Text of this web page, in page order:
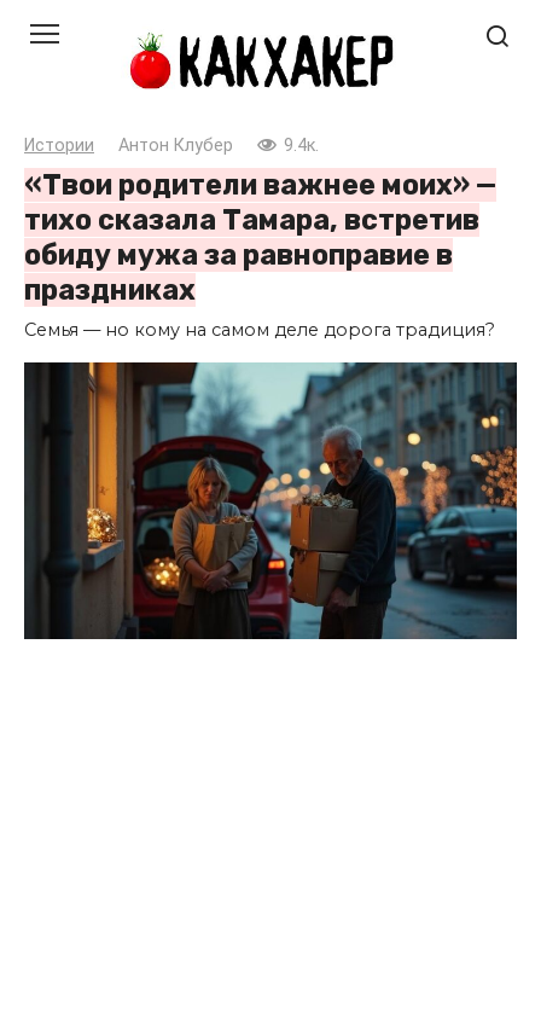
Истории Антон Клубер 9.4к.
«Твои родители важнее моих» —
тихо сказала Тамара, встретив
обиду мужа за равноправие в
праздниках
Семья — но кому на самом деле дорога традиция?